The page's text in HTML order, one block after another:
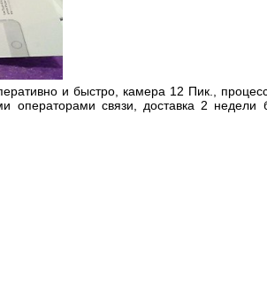
и быстро, камера 12 Пик.,
операторами связи, доставка 2 недели